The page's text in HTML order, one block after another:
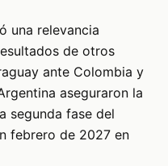
una relevancia
de otros
ante Colombia y
aseguraron la
segunda fase del
febrero de 2027 en